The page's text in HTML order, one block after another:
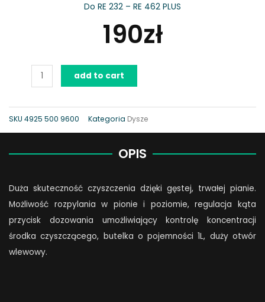
Do RE 232 – RE 462 PLUS
190zł
Dysza
462
PLUS
quantity
add to cart
SKU 4925 500 9600 Kategoria Dysze
OPIS
Duża skuteczność czyszczenia dzięki gęstej, trwałej pianie.
Możliwość rozpylania w pionie i poziomie, regulacja kąta
przycisk dozowania umożliwiający kontrolę koncentracji
środka czyszczącego, butelka o pojemności 1L, duży otwór
wlewowy.